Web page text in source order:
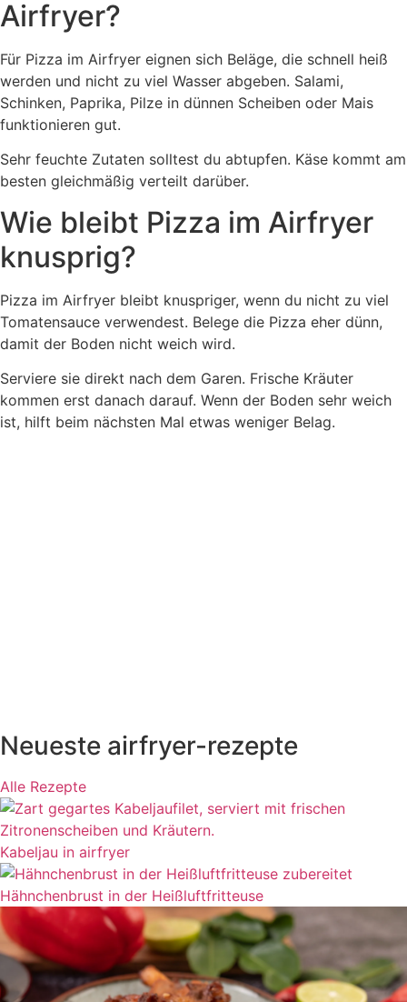
Airfryer?
Für Pizza im Airfryer eignen sich Beläge, die schnell heiß
werden und nicht zu viel Wasser abgeben. Salami,
Schinken, Paprika, Pilze in dünnen Scheiben oder Mais
funktionieren gut.
Sehr feuchte Zutaten solltest du abtupfen. Käse kommt am
besten gleichmäßig verteilt darüber.
Wie bleibt Pizza im Airfryer
knusprig?
Pizza im Airfryer bleibt knuspriger, wenn du nicht zu viel
Tomatensauce verwendest. Belege die Pizza eher dünn,
damit der Boden nicht weich wird.
Serviere sie direkt nach dem Garen. Frische Kräuter
kommen erst danach darauf. Wenn der Boden sehr weich
ist, hilft beim nächsten Mal etwas weniger Belag.
Neueste airfryer-rezepte
Alle Rezepte
Kabeljau in airfryer
Hähnchenbrust in der Heißluftfritteuse